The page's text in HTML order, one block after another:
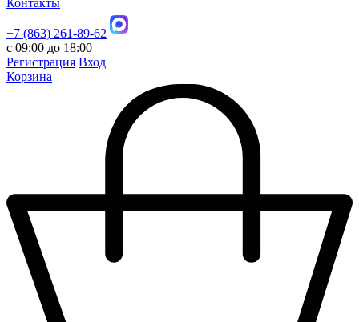
Контакты
+7 (863) 261-89-62
с 09:00 до 18:00
Регистрация Вход
Корзина